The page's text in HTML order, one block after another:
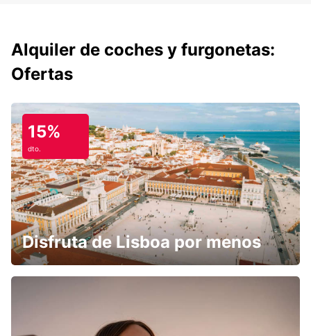
Alquiler de coches y furgonetas:
Ofertas
15%
dto.
Disfruta de Lisboa por menos